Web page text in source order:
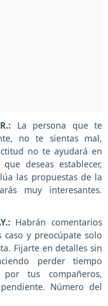
La persona que te
no te sientas mal,
no te ayudará en
deseas establecer,
las propuestas de la
muy interesantes.
Habrán comentarios
y preocúpate solo
Fijarte en detalles sin
perder tiempo
tus compañeros,
Número del